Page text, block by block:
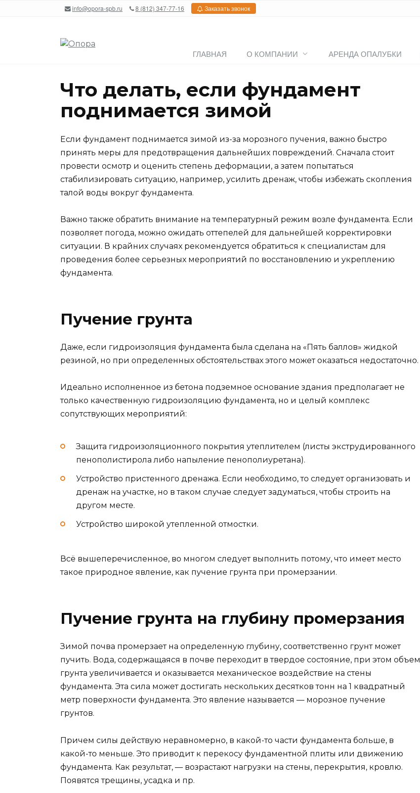
info@opora-spb.ru 8 (812) 347-77-16 Заказать звонок
ГЛАВНАЯ О КОМПАНИИ АРЕНДА ОПАЛУБКИ
Что делать, если фундамент
поднимается зимой
Если фундамент поднимается зимой из-за морозного пучения, важно быстро
принять меры для предотвращения дальнейших повреждений. Сначала стоит
провести осмотр и оценить степень деформации, а затем попытаться
стабилизировать ситуацию, например, усилить дренаж, чтобы избежать скопления
талой воды вокруг фундамента.
Важно также обратить внимание на температурный режим возле фундамента. Если
позволяет погода, можно ожидать оттепелей для дальнейшей корректировки
ситуации. В крайних случаях рекомендуется обратиться к специалистам для
проведения более серьезных мероприятий по восстановлению и укреплению
фундамента.
Пучение грунта
Даже, если гидроизоляция фундамента была сделана на «Пять баллов» жидкой
резиной, но при определенных обстоятельствах этого может оказаться недостаточно.
Идеально исполненное из бетона подземное основание здания предполагает не
только качественную гидроизоляцию фундамента, но и целый комплекс
сопутствующих мероприятий:
Защита гидроизоляционного покрытия утеплителем (листы экструдированного
пенополистирола либо напыление пенополиуретана).
Устройство пристенного дренажа. Если необходимо, то следует организовать и
дренаж на участке, но в таком случае следует задуматься, чтобы строить на
другом месте.
Устройство широкой утепленной отмостки.
Всё вышеперечисленное, во многом следует выполнить потому, что имеет место
такое природное явление, как пучение грунта при промерзании.
Пучение грунта на глубину промерзания
Зимой почва промерзает на определенную глубину, соответственно грунт может
пучить. Вода, содержащаяся в почве переходит в твердое состояние, при этом объем
грунта увеличивается и оказывается механическое воздействие на стены
фундамента. Эта сила может достигать нескольких десятков тонн на 1 квадратный
метр поверхности фундамента. Это явление называется — морозное пучение
грунтов.
Причем силы действую неравномерно, в какой-то части фундамента больше, в
какой-то меньше. Это приводит к перекосу фундаментной плиты или движению
фундамента. Как результат, — возрастают нагрузки на стены, перекрытия, кровлю.
Появятся трещины, усадка и пр.